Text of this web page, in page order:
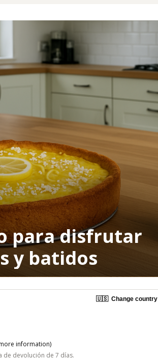
para disfrutar
y batidos
🇺🇸 Change country
information)
de devolución de 7 días.